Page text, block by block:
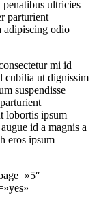
ultricies
parturient
adipiscing odio
mi id
cubilia ut dignissim
suspendisse
lobortis ipsum
id a magnis a
eros ipsum